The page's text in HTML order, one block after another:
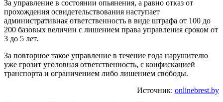
За управление в состоянии опьянения, а равно отказ от
прохождения освидетельствования наступает
административная ответственность в виде штрафа от 100 до
200 базовых величин с лишением права управления сроком от
3 до 5 лет.
За повторное такое управление в течение года нарушителю
уже грозит уголовная ответственность, с конфискацией
транспорта и ограничением либо лишением свободы.
Источник: onlinebrest.by